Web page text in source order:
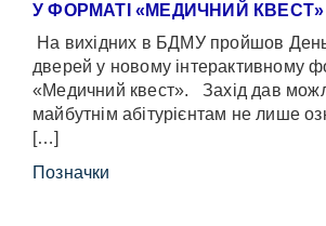
У ФОРМАТІ «МЕДИЧНИЙ КВЕСТ»
На вихідних в БДМУ пройшов День
дверей у новому інтерактивному
«Медичний квест». Захід дав
майбутнім абітурієнтам не лише
[…]
Позначки